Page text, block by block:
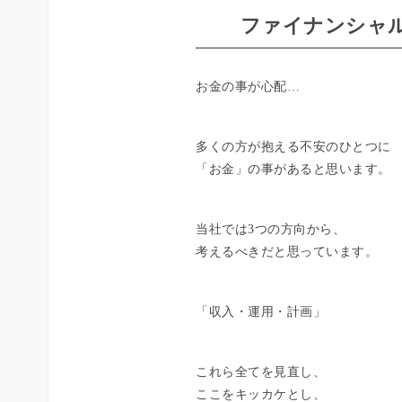
ファイナンシャ
お金の事が心配…
多くの方が抱える不安のひとつに
「お金」の事があると思います。
当社では3つの方向から、
考えるべきだと思っています。
「収入・運用・計画」
これら全てを見直し、
ここをキッカケとし、